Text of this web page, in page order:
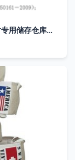
日用杂品有限责任公司搬迁重建烟花爆竹专用储存仓库建设项目可行性研究报告